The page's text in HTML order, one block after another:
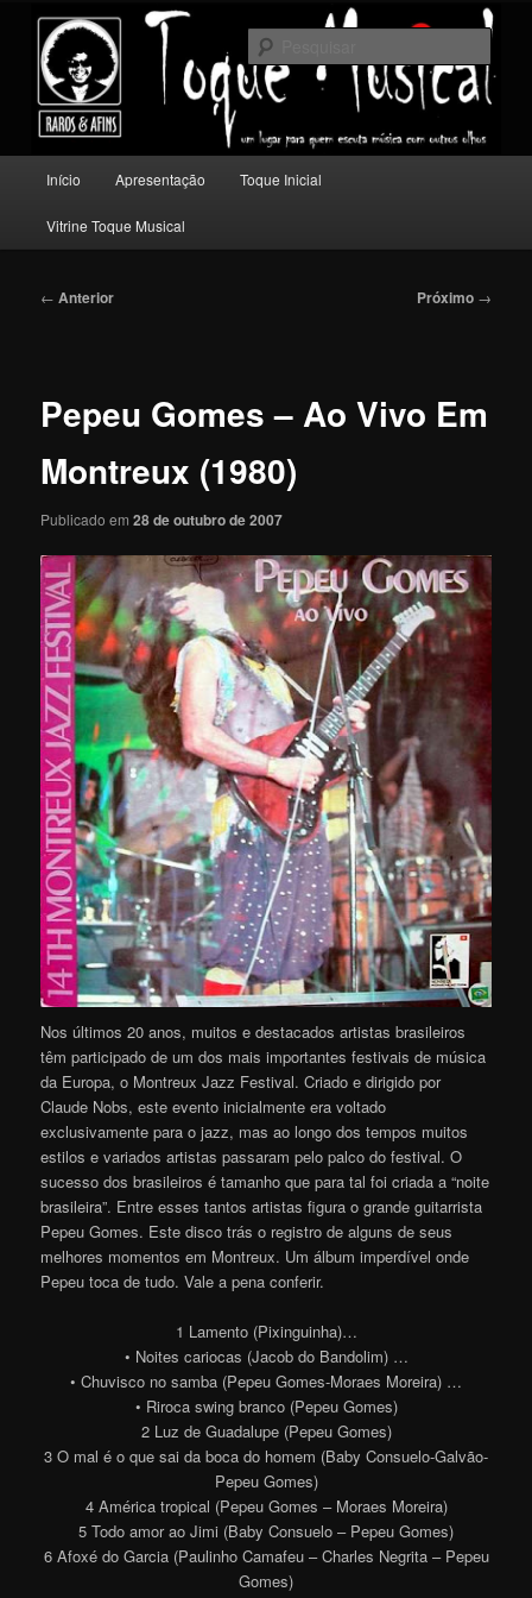
conteúdo
principalToque Musical
Um lugar para quem escuta música com outros olhos.
principal
Início Apresentação Toque Inicial
Vitrine Toque Musical
Navegação
← Anterior Próximo →
Pepeu Gomes – Ao Vivo Em
Montreux (1980)
Publicado em28 de outubro de 2007
Nos últimos 20 anos, muitos e destacados artistas brasileiros
têm participado de um dos mais importantes festivais de música
da Europa, o Montreux Jazz Festival. Criado e dirigido por
Claude Nobs, este evento inicialmente era voltado
exclusivamente para o jazz, mas ao longo dos tempos muitos
estilos e variados artistas passaram pelo palco do festival. O
sucesso dos brasileiros é tamanho que para tal foi criada a “noite
brasileira”. Entre esses tantos artistas figura o grande guitarrista
Pepeu Gomes. Este disco trás o registro de alguns de seus
melhores momentos em Montreux. Um álbum imperdível onde
Pepeu toca de tudo. Vale a pena conferir.
1 Lamento (Pixinguinha)…
• Noites cariocas (Jacob do Bandolim) …
• Chuvisco no samba (Pepeu Gomes-Moraes Moreira) …
• Riroca swing branco (Pepeu Gomes)
2 Luz de Guadalupe (Pepeu Gomes)
3 O mal é o que sai da boca do homem (Baby Consuelo-Galvão-
Pepeu Gomes)
4 América tropical (Pepeu Gomes – Moraes Moreira)
5 Todo amor ao Jimi (Baby Consuelo – Pepeu Gomes)
6 Afoxé do Garcia (Paulinho Camafeu – Charles Negrita – Pepeu
Gomes)